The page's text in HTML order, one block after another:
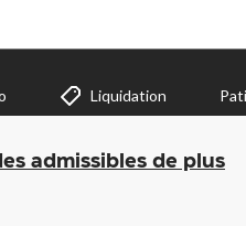
Liquidation
admissibles de plus